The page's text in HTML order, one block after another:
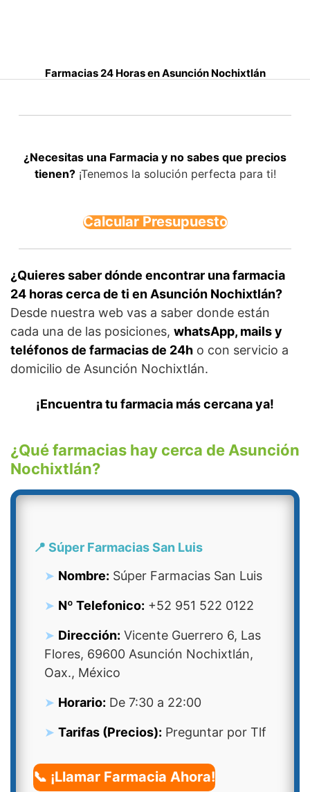
Farmacias 24 Horas en Asunción Nochixtlán
¿Necesitas una Farmacia y no sabes que precios
tienen?¡Tenemos la solución perfecta para ti!
Calcular Presupuesto
¿Quieres saber dónde encontrar una farmacia
24 horas cerca de ti en Asunción Nochixtlán?
Desde nuestra web vas a saber donde están
cada una de las posiciones, whatsApp, mails y
teléfonos de farmacias de 24h o con servicio a
domicilio de Asunción Nochixtlán.
¡Encuentra tu farmacia más cercana ya!
¿Qué farmacias hay cerca de Asunción
Nochixtlán?
📍 Súper Farmacias San Luis
Nombre: Súper Farmacias San Luis
Nº Telefonico: +52 951 522 0122
Dirección: Vicente Guerrero 6, Las
Flores, 69600 Asunción Nochixtlán,
Oax., México
Horario: De 7:30 a 22:00
Tarifas (Precios): Preguntar por Tlf
📞 ¡Llamar Farmacia Ahora!